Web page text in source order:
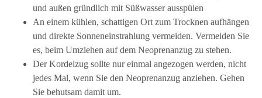
und außen gründlich mit Süßwasser ausspülen
An einem kühlen, schattigen Ort zum Trocknen aufhängen
und direkte Sonneneinstrahlung vermeiden. Vermeiden Sie
es, beim Umziehen auf dem Neoprenanzug zu stehen.
Der Kordelzug sollte nur einmal angezogen werden, nicht
jedes Mal, wenn Sie den Neoprenanzug anziehen. Gehen
Sie behutsam damit um.